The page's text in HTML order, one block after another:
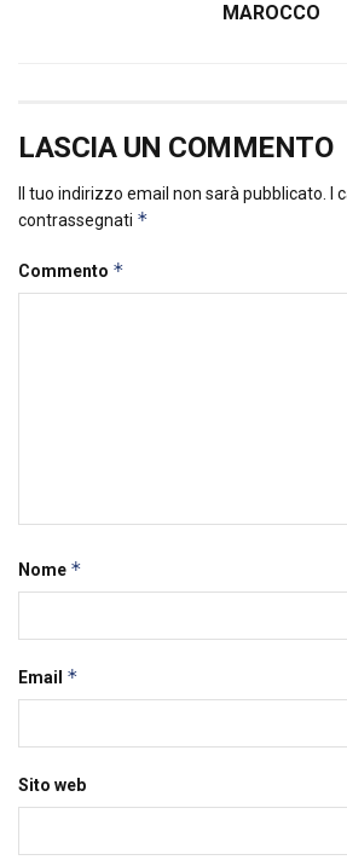
MAROCCO
LASCIA UN COMMENTO
Il tuo indirizzo email non sarà pubblicato.
I
contrassegnati *
Commento *
Nome *
Email *
Sito web